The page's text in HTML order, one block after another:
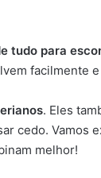
tudo para
facilmente
. Eles
cedo. Vamos
melhor!